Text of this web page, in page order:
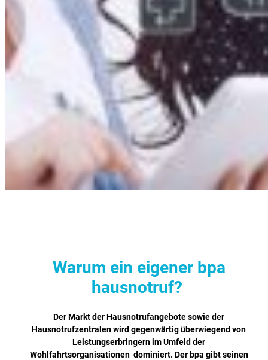
Warum ein eigener bpa
hausnotruf?
Der Markt der Hausnotrufangebote sowie der
Hausnotrufzentralen wird gegenwärtig überwiegend von
Leistungserbringern im Umfeld der
Wohlfahrtsorganisationen dominiert. Der bpa gibt seinen